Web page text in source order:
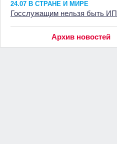
24.07 В СТРАНЕ И МИРЕ
Госслужащим нельзя быть ИП
Архив новостей